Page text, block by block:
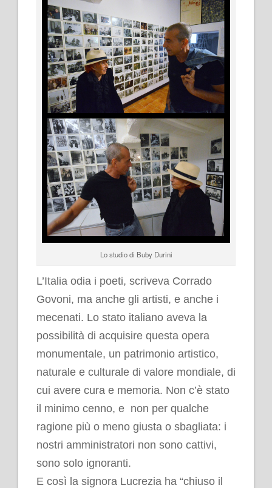
Lo studio di Buby Durini
L’Italia odia i poeti, scriveva Corrado
Govoni, ma anche gli artisti, e anche i
mecenati. Lo stato italiano aveva la
possibilità di acquisire questa opera
monumentale, un patrimonio artistico,
naturale e culturale di valore mondiale, di
cui avere cura e memoria. Non c’è stato
il minimo cenno, e non per qualche
ragione più o meno giusta o sbagliata: i
nostri amministratori non sono cattivi,
sono solo ignoranti.
E così la signora Lucrezia ha “chiuso il